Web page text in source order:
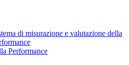
di misurazione e valutazione della
Performance